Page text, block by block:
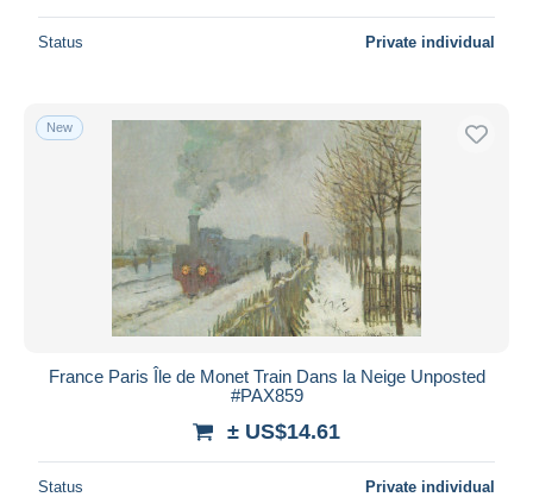
Status Private individual
New
France Paris Île de Monet Train Dans la Neige Unposted
#PAX859
± US$14.61
Status Private individual